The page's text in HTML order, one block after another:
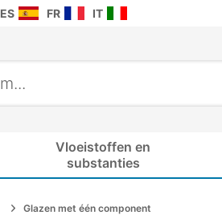
ES FR IT
Vloeistoffen en
substanties
Glazen met één component